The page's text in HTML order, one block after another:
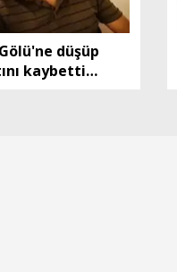
düşüp
kaybetti